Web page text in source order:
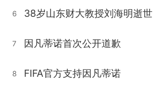
6 38岁山东财大教授刘海明逝世
7 因凡蒂诺首次公开道歉
8 FIFA官方支持因凡蒂诺